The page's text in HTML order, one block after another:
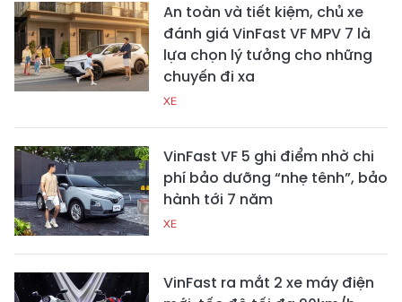
An toàn và tiết kiệm, chủ xe
đánh giá VinFast VF MPV 7 là
lựa chọn lý tưởng cho những
chuyến đi xa
XE
VinFast VF 5 ghi điểm nhờ chi
phí bảo dưỡng “nhẹ tênh”, bảo
hành tới 7 năm
XE
VinFast ra mắt 2 xe máy điện